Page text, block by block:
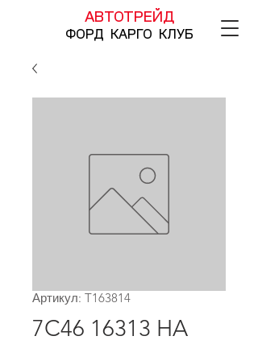
АВТОТРЕЙД
ФОРД КАРГО КЛУБ
Артикул: T163814
7C46 16313 HA